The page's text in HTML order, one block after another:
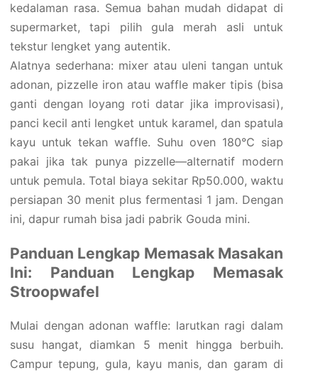
kedalaman rasa. Semua bahan mudah didapat di
supermarket, tapi pilih gula merah asli untuk
tekstur lengket yang autentik.
Alatnya sederhana: mixer atau uleni tangan untuk
adonan, pizzelle iron atau waffle maker tipis (bisa
ganti dengan loyang roti datar jika improvisasi),
panci kecil anti lengket untuk karamel, dan spatula
kayu untuk tekan waffle. Suhu oven 180°C siap
pakai jika tak punya pizzelle—alternatif modern
untuk pemula. Total biaya sekitar Rp50.000, waktu
persiapan 30 menit plus fermentasi 1 jam. Dengan
ini, dapur rumah bisa jadi pabrik Gouda mini.
Panduan Lengkap Memasak Masakan
Ini: Panduan Lengkap Memasak
Stroopwafel
Mulai dengan adonan waffle: larutkan ragi dalam
susu hangat, diamkan 5 menit hingga berbuih.
Campur tepung, gula, kayu manis, dan garam di